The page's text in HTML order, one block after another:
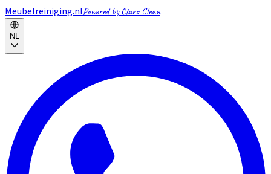
Meubelreiniging.nlPowered by Claro Clean
NL